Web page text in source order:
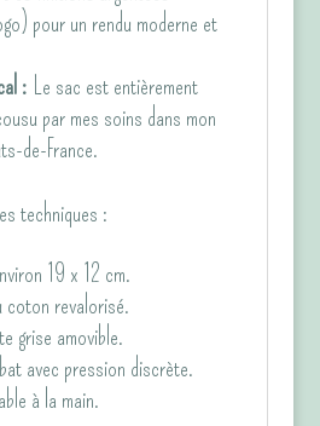
pour un rendu moderne et
: Le sac est entièrement
par mes soins dans mon
de-France.
techniques :
19 x 12 cm.
coton revalorisé.
grise amovible.
avec pression discrète.
à la main.